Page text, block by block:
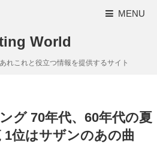
MENU
World
れこれと役立つ情報を提供するサイト
グ 70年代、60年代の夏
1位はサザンのあの曲